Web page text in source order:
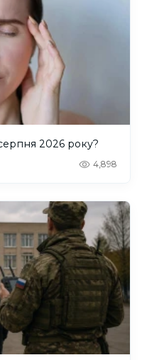
2026 року?
4,898